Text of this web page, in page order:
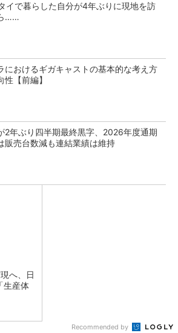
イで暮らした自分が4年ぶりに現地を訪
……
におけるギガキャストの基本的な考え方
性【前編】
2年ぶり四半期最終黒字、2026年度通期
販売台数減も連結業績は維持
へ、日
生産体
Recommended by